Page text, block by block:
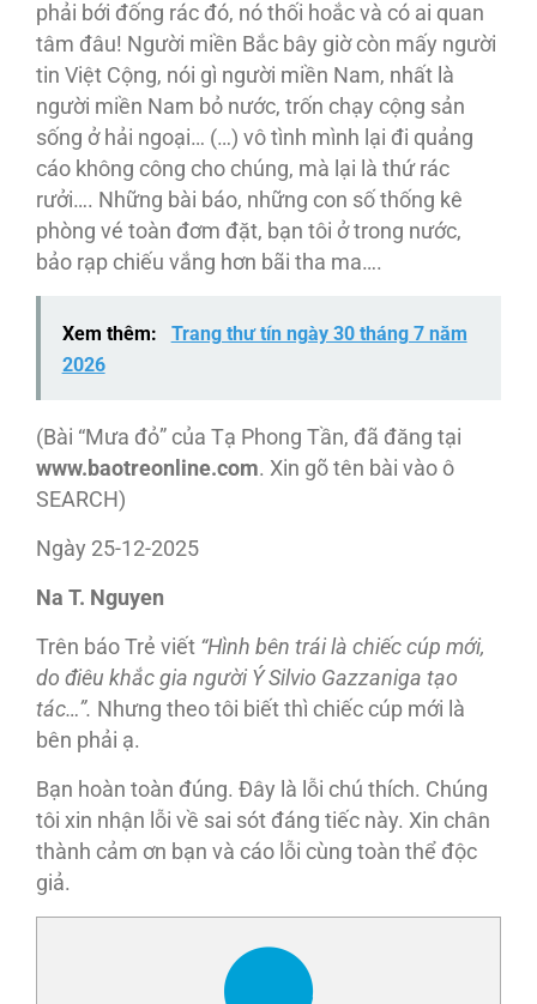
phải bới đống rác đó, nó thối hoắc và có ai quan
tâm đâu! Người miền Bắc bây giờ còn mấy người
tin Việt Cộng, nói gì người miền Nam, nhất là
người miền Nam bỏ nước, trốn chạy cộng sản
sống ở hải ngoại… (…) vô tình mình lại đi quảng
cáo không công cho chúng, mà lại là thứ rác
rưởi…. Những bài báo, những con số thống kê
phòng vé toàn đơm đặt, bạn tôi ở trong nước,
bảo rạp chiếu vắng hơn bãi tha ma….
Xem thêm:
Trang thư tín ngày 30 tháng 7 năm
2026
(Bài “Mưa đỏ” của Tạ Phong Tần, đã đăng tại
www.baotreonline.com. Xin gõ tên bài vào ô
SEARCH)
Ngày 25-12-2025
Na T. Nguyen
Trên báo Trẻ viết “Hình bên trái là chiếc cúp mới,
do điêu khắc gia người Ý Silvio Gazzaniga tạo
tác…”. Nhưng theo tôi biết thì chiếc cúp mới là
bên phải ạ.
Bạn hoàn toàn đúng. Đây là lỗi chú thích. Chúng
tôi xin nhận lỗi về sai sót đáng tiếc này. Xin chân
thành cảm ơn bạn và cáo lỗi cùng toàn thể độc
giả.